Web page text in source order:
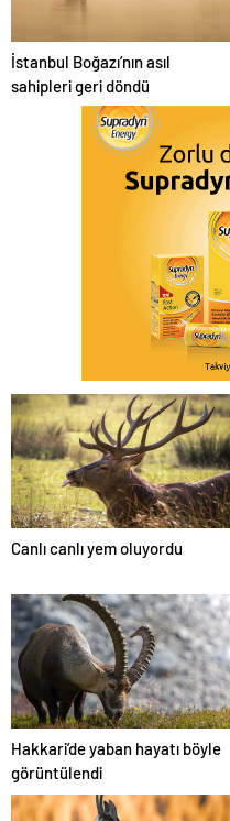
İstanbul Boğazı’nın asıl
sahipleri geri döndü
Canlı canlı yem oluyordu
Hakkari’de yaban hayatı böyle
görüntülendi